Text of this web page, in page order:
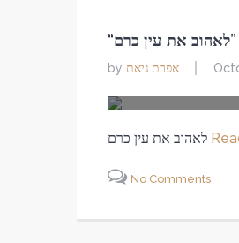
“לאהוב את עין כרם”
by אפרת גיאת
No Comments